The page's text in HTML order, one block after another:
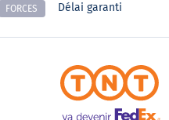
FORCES Délai garanti